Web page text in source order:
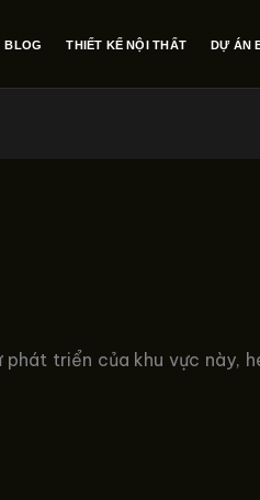
BLOG THIẾT KẾ NỘI THẤT DỰ ÁN
triển của khu vực này,